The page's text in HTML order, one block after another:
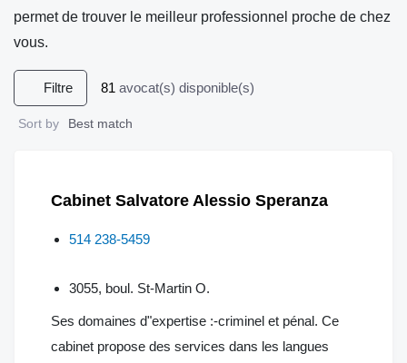
permet de trouver le meilleur professionnel proche de chez
vous.
Filtre 81 avocat(s) disponible(s)
Sort by Best match
Cabinet Salvatore Alessio Speranza
514 238-5459
3055, boul. St-Martin O.
Ses domaines d"expertise :-criminel et pénal. Ce
cabinet propose des services dans les langues